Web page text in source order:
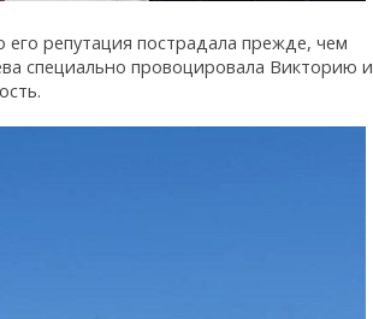
репутация пострадала прежде, чем
специально провоцировала Викторию и